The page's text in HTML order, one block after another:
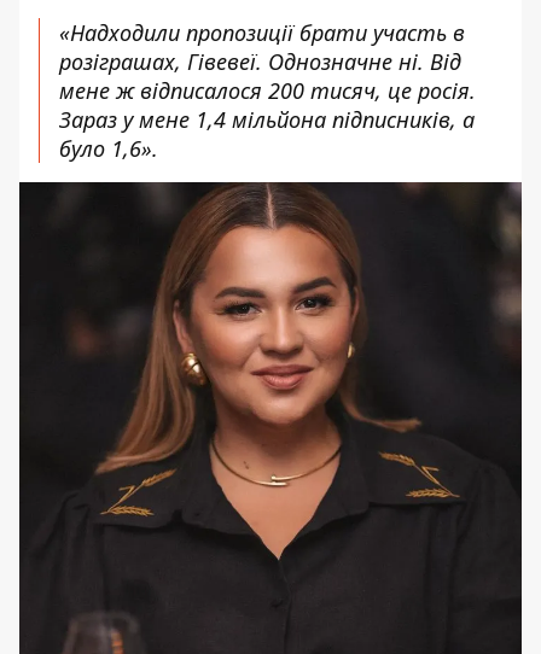
«Надходили пропозиції брати участь в
розіграшах, Гівевеї. Однозначне ні. Від
мене ж відписалося 200 тисяч, це росія.
Зараз у мене 1,4 мільйона підписників, а
було 1,6».